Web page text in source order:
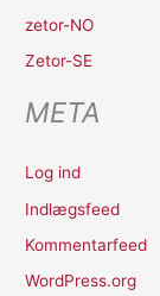
zetor-NO
Zetor-SE
META
Log ind
Indlægsfeed
Kommentarfeed
WordPress.org